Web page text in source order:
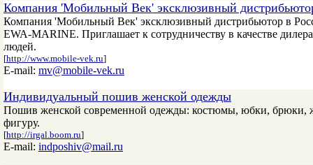
Компания 'Мобильный Век' эксклюзивный
Компания 'Мобильный Век' эксклюзивный дистрибьютор в
EWA-MARINE. Приглашает к сотрудничеству в качестве
людей.
[http://www.mobile-vek.ru]
E-mail: mv@mobile-vek.ru
Индивидуальный пошив женской одежды
Пошив женской современной одежды: костюмы, юбки, брюки,
фигуру.
[http://irgal.boom.ru]
E-mail: indposhiv@mail.ru